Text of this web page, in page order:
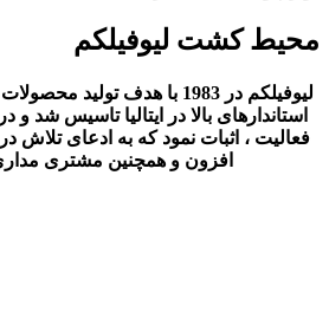
کشت لیوفیلکم
لیوفیلکم در 1983 با هدف تولید محصولات
بالا در ایتالیا تاسیس شد و در طول
، اثبات نمود که به ادعای تلاش در جهت
افزون و همچنین مشتری مداری